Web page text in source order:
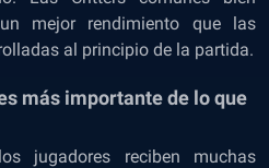
mejor rendimiento que las
al principio de la partida.
más importante de lo que
jugadores reciben muchas